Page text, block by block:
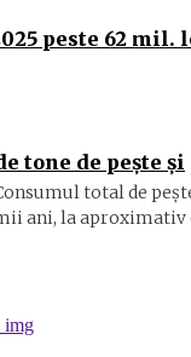
peste 62 mil.
tone de peşte şi
total de
ani, la aproximativ